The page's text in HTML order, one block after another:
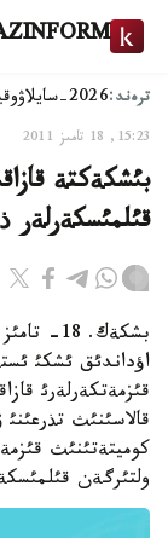
ترەند:2026-سايلاۋ
15:23, 18 تامىز 2011
بئشكةكتة
قئلمئسكةرلةر
بشكةك.
اؤداندئق ئشكئ
قئزمةتكةرلةرئ
قالاسئنئث
ولتئرگةن